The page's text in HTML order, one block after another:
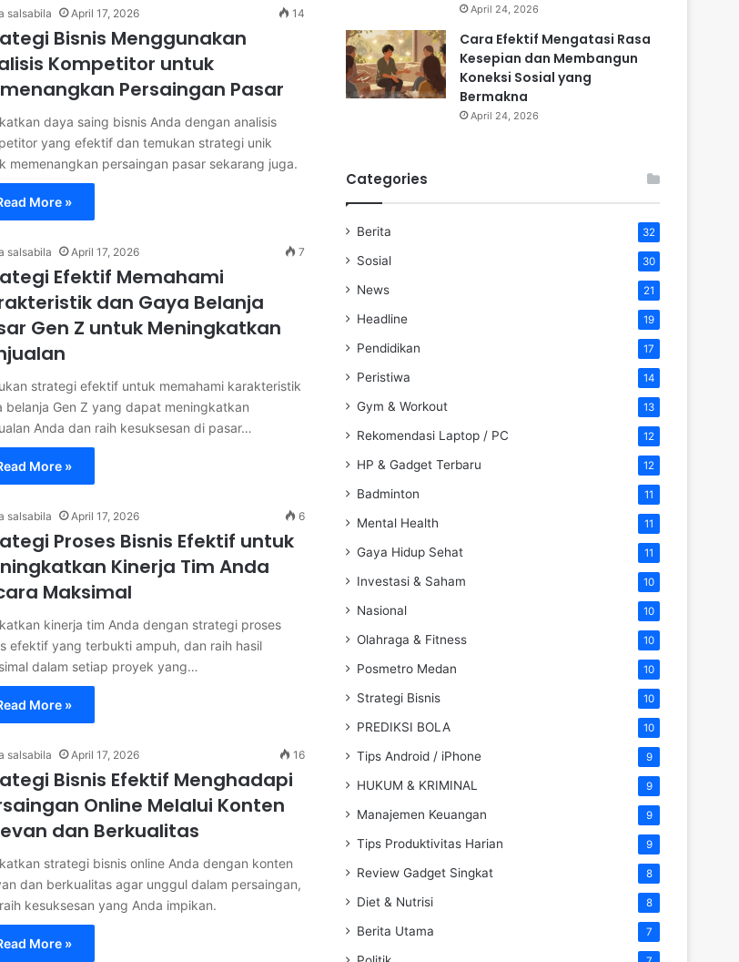
salsabila April 17, 2026 14
Bisnis Menggunakan
Kompetitor untuk
Persaingan Pasar
daya saing bisnis Anda dengan analisis
yang efektif dan temukan strategi unik
memenangkan persaingan pasar sekarang juga.
More »
salsabila April 17, 2026 7
Efektif Memahami
dan Gaya Belanja
Gen Z untuk Meningkatkan
strategi efektif untuk memahami karakteristik
belanja Gen Z yang dapat meningkatkan
Anda dan raih kesuksesan di pasar…
More »
salsabila April 17, 2026 6
Proses Bisnis Efektif untuk
Kinerja Tim Anda
Maksimal
kinerja tim Anda dengan strategi proses
efektif yang terbukti ampuh, dan raih hasil
dalam setiap proyek yang…
More »
salsabila April 17, 2026 16
Bisnis Efektif Menghadapi
Online Melalui Konten
dan Berkualitas
strategi bisnis online Anda dengan konten
dan berkualitas agar unggul dalam persaingan,
kesuksesan yang Anda impikan.
More »
April 24, 2026
Cara Efektif Mengatasi Rasa
Kesepian dan Membangun
Koneksi Sosial yang
Bermakna
April 24, 2026
Categories
Berita 32
Sosial 30
News 21
Headline 19
Pendidikan 17
Peristiwa 14
Gym & Workout 13
Rekomendasi Laptop / PC 12
HP & Gadget Terbaru 12
Badminton 11
Mental Health 11
Gaya Hidup Sehat 11
Investasi & Saham 10
Nasional 10
Olahraga & Fitness 10
Posmetro Medan 10
Strategi Bisnis 10
PREDIKSI BOLA 10
Tips Android / iPhone 9
HUKUM & KRIMINAL 9
Manajemen Keuangan 9
Tips Produktivitas Harian 9
Review Gadget Singkat 8
Diet & Nutrisi 8
Berita Utama 7